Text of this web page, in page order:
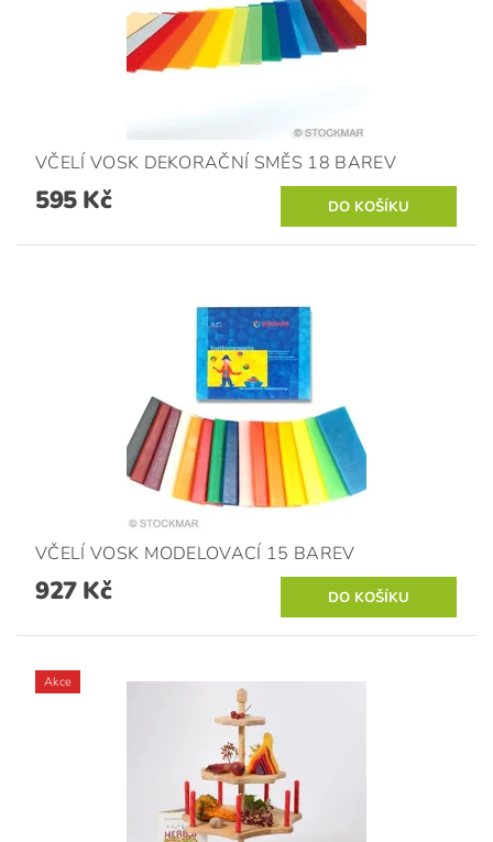
VČELÍ VOSK DEKORAČNÍ SMĚS 18 BAREV
595 Kč
VČELÍ VOSK MODELOVACÍ 15 BAREV
927 Kč
Akce